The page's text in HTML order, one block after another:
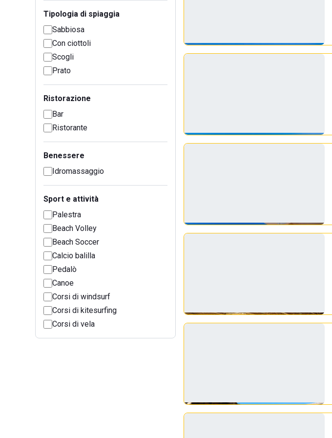
Tipologia di spiaggia
Sabbiosa
Con ciottoli
Scogli
Prato
Ristorazione
Bar
Ristorante
Benessere
Idromassaggio
Sport e attività
Palestra
Beach Volley
Beach Soccer
Calcio balilla
Pedalò
Canoe
Corsi di windsurf
Corsi di kitesurfing
Corsi di vela